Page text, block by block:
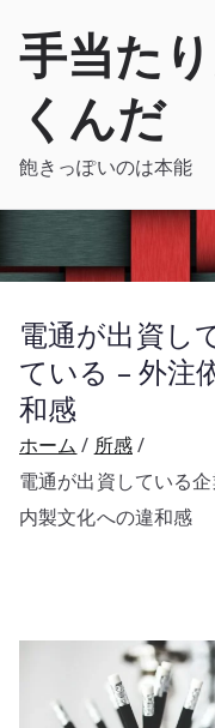
手当た
くんだ
飽きっぽいのは本能
電通が出資し
ている – 外注
和感
ホーム
所感
電通が出資している
内製文化への違和感